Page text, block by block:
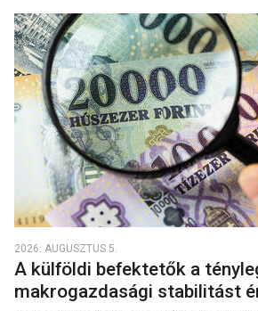
2026. AUGUSZTUS 5.
A külföldi befektetők a
makrogazdasági stabilitást